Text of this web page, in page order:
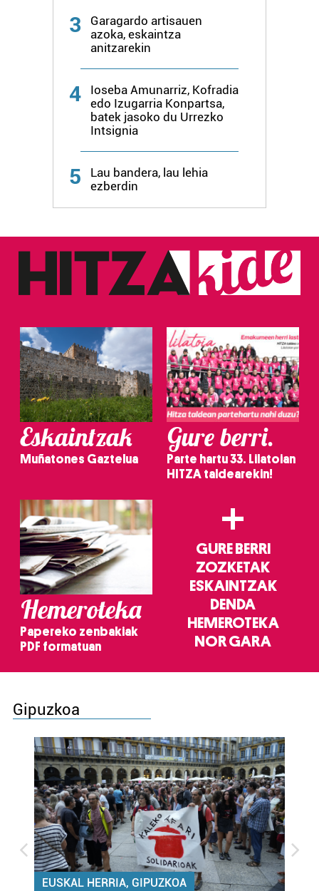
3
Garagardo artisauen
azoka, eskaintza
anitzarekin
4
Ioseba Amunarriz, Kofradia
edo Izugarria Konpartsa,
batek jasoko du Urrezko
Intsignia
5
Lau bandera, lau lehia
ezberdin
Eskaintzak
Muñatones Gaztelua
Gure berri.
Parte hartu 33. Lilatoian
HITZA taldearekin!
Hemeroteka
Papereko zenbakiak
PDF formatuan
+
GURE BERRI
ZOZKETAK
ESKAINTZAK
DENDA
HEMEROTEKA
NOR GARA
Gipuzkoa
EUSKAL HERRIA, GIPUZKOA